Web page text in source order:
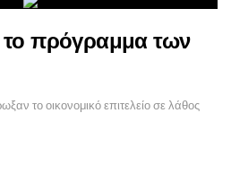
πρόγραμμα των
το οικονομικό επιτελείο σε λάθος